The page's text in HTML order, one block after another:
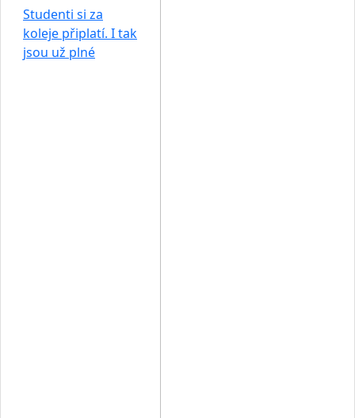
Studenti si za
koleje připlatí. I tak
jsou už plné